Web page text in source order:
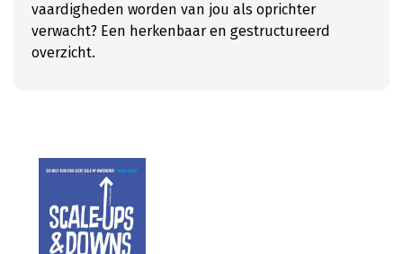
vaardigheden worden van jou als oprichter
verwacht? Een herkenbaar en gestructureerd
overzicht.